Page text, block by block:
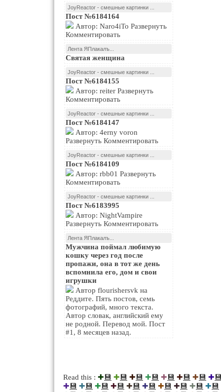
JoyReactor - смешные картинки ...
Пост №6184164
Комментировать
Лента ЯПлакалъ...
Святая женщина
JoyReactor - смешные картинки ...
Пост №6184155
Комментировать
JoyReactor - смешные картинки ...
Пост №6184147
Развернуть Комментировать
JoyReactor - смешные картинки ...
Пост №6184109
Комментировать
JoyReactor - смешные картинки ...
Пост №6183995
Развернуть Комментировать
Лента ЯПлакалъ...
Мужчина поймал любимую
кошку через год после
пропажи, она в тот же день
вспомнила его, дом и свои
игрушки
Реддите. Пять постов, семь
фотографий, много текста.
Автор словак, английский ему
не родной. Перевод мой. Пост
#1, 8 месяцев назад.
Read this : ✚💾 ✚💾 ✚💾 ✚💾 ✚💾 ✚💾 ✚💾 ✚
✚💾 ✚💾 ✚💾 ✚💾 ✚💾 ✚💾 ✚💾 ✚💾 ✚💾 ✚💾